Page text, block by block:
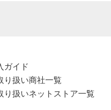
ガイド
り扱い商社一覧
り扱いネットストア一覧